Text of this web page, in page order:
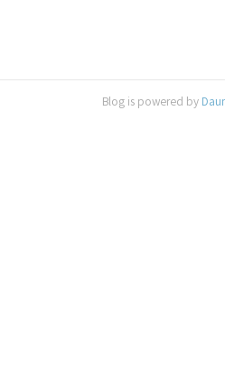
Blog is powered by